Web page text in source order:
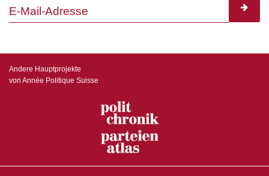
Andere Hauptprojekte
von Année Politique Suisse